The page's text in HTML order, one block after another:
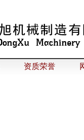
资质荣誉